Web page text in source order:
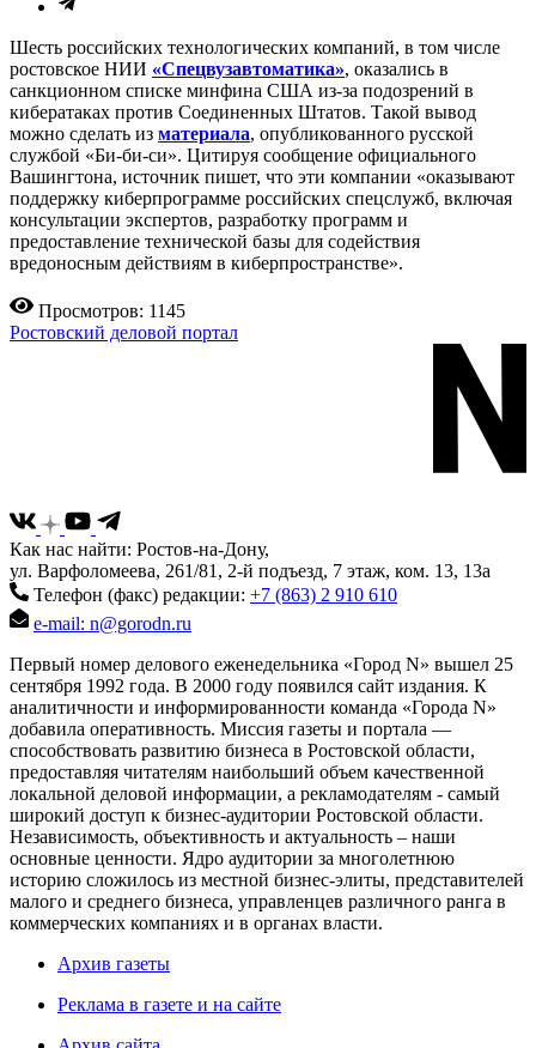
Шесть российских технологических компаний, в том числе
ростовское НИИ «Спецвузавтоматика», оказались в
санкционном списке минфина США из-за подозрений в
кибератаках против Соединенных Штатов. Такой вывод
можно сделать из материала, опубликованного русской
службой «Би-би-си». Цитируя сообщение официального
Вашингтона, источник пишет, что эти компании «оказывают
поддержку киберпрограмме российских спецслужб, включая
консультации экспертов, разработку программ и
предоставление технической базы для содействия
вредоносным действиям в киберпространстве».
Просмотров: 1145
Ростовский деловой портал
Как нас найти: Ростов-на-Дону,
ул. Варфоломеева, 261/81, 2-й подъезд, 7 этаж, ком. 13, 13а
Телефон (факс) редакции: +7 (863) 2 910 610
e-mail: n@gorodn.ru
Первый номер делового еженедельника «Город N» вышел 25
сентября 1992 года. В 2000 году появился сайт издания. К
аналитичности и информированности команда «Города N»
добавила оперативность. Миссия газеты и портала —
способствовать развитию бизнеса в Ростовской области,
предоставляя читателям наибольший объем качественной
локальной деловой информации, а рекламодателям - самый
широкий доступ к бизнес-аудитории Ростовской области.
Независимость, объективность и актуальность – наши
основные ценности. Ядро аудитории за многолетнюю
историю сложилось из местной бизнес-элиты, представителей
малого и среднего бизнеса, управленцев различного ранга в
коммерческих компаниях и в органах власти.
Архив газеты
Реклама в газете и на сайте